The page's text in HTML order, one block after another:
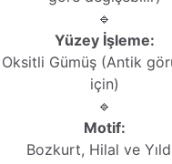
🔹
Yüzey İşleme:
Oksitli Gümüş (Antik
için)
🔹
Motif:
Bozkurt, Hilal ve